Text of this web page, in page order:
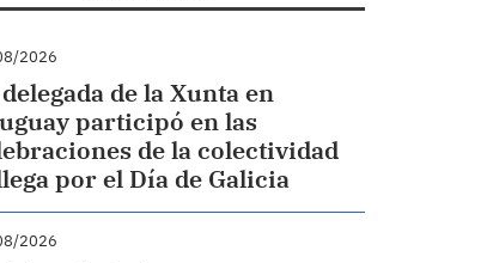
2026
de la Xunta en
participó en las
de la colectividad
por el Día de Galicia
2026